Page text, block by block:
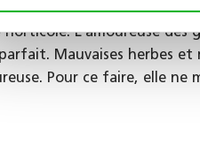
horticole. L’amoureuse
Mauvaises herbes et
Pour ce faire, elle ne